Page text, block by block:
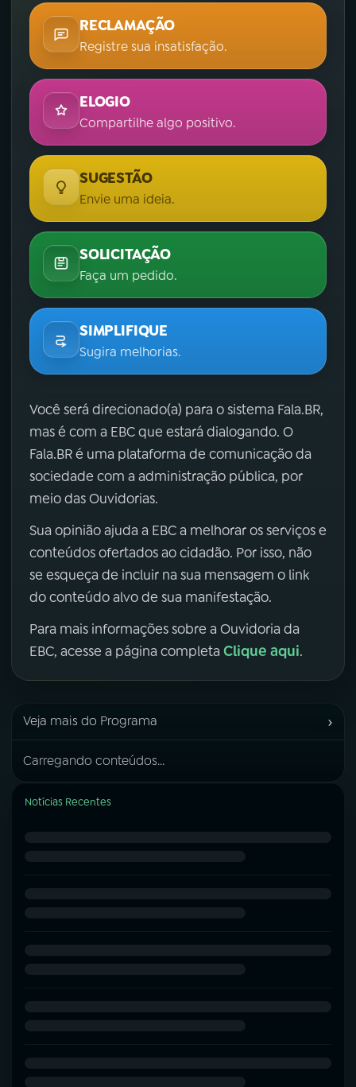
RECLAMAÇÃO
Registre sua insatisfação.
ELOGIO
Compartilhe algo positivo.
SUGESTÃO
Envie uma ideia.
SOLICITAÇÃO
Faça um pedido.
SIMPLIFIQUE
Sugira melhorias.
Você será direcionado(a) para o sistema Fala.BR,
mas é com a EBC que estará dialogando. O
Fala.BR é uma plataforma de comunicação da
sociedade com a administração pública, por
meio das Ouvidorias.
Sua opinião ajuda a EBC a melhorar os serviços e
conteúdos ofertados ao cidadão. Por isso, não
se esqueça de incluir na sua mensagem o link
do conteúdo alvo de sua manifestação.
Para mais informações sobre a Ouvidoria da
EBC, acesse a página completa Clique aqui.
Veja mais do Programa ›
Carregando conteúdos...
Notícias Recentes